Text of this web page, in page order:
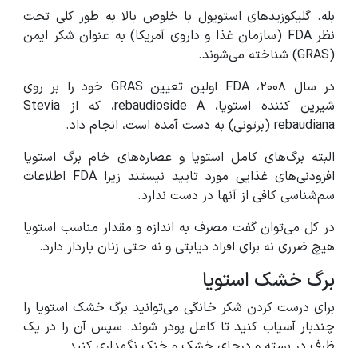
بله. گلیکوزیدهای استویول با خلوص بالا به طور کلی تحت
نظر FDA (سازمان غذا و داروی آمریکا) به عنوان شکر ایمن
(GRAS) شناخته می‌شوند.
در سال 2008، FDA اولین تعیین GRAS خود را بر روی
شیرین کننده استویا، rebaudioside A، که از Stevia
rebaudiana (برتونی) به دست آمده است، انجام داد.
البته برگ‌های کامل استویا و عصاره‌های خام برگ استویا
افزودنی‌های غذایی مورد تایید نیستند زیرا FDA اطلاعات
سم‌شناسی کافی از آنها در دست ندارد.
در کل می‌توان گفت مصرف به اندازه و مقدار مناسب استویا
هیچ ضرری نه برای افراد دیابتی و نه حتی زنان باردار دارد.
برگ خشک استویا
برای درست کردن شکر خانگی می‌توانید برگ خشک استویا را
چندبار آسیاب کنید تا کامل پودر شوند. سپس آن را در یک